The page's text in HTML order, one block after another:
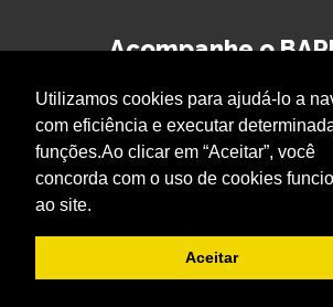
Utilizamos cookies para ajudá-lo a
com eficiência e executar
funções.Ao clicar em “Aceitar”, você
concorda com o uso de cookies
ao site.
Aceitar
Acompanhe o